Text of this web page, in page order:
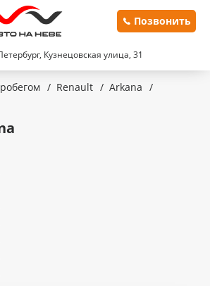
Кузнецовская улица, 31
Позвонить
/ Renault / Arkana /